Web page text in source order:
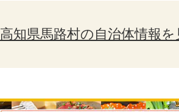
高知県馬路村の自治体情報を